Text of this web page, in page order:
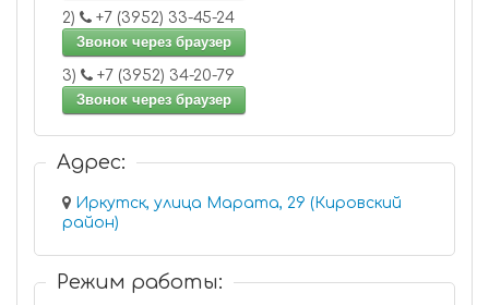
2)
+7 (3952) 33-45-24
Звонок через браузер
3)
+7 (3952) 34-20-79
Звонок через браузер
Адрес:
Иркутск, улица Марата, 29 (Кировский
район)
Режим работы: